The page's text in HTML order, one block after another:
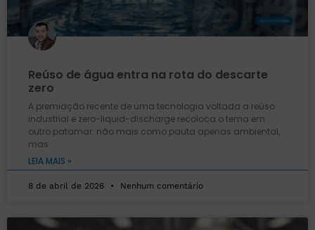
Reúso de água entra na rota do descarte
zero
A premiação recente de uma tecnologia voltada a reúso
industrial e zero-liquid-discharge recoloca o tema em
outro patamar: não mais como pauta apenas ambiental,
mas
LEIA MAIS »
8 de abril de 2026 Nenhum comentário